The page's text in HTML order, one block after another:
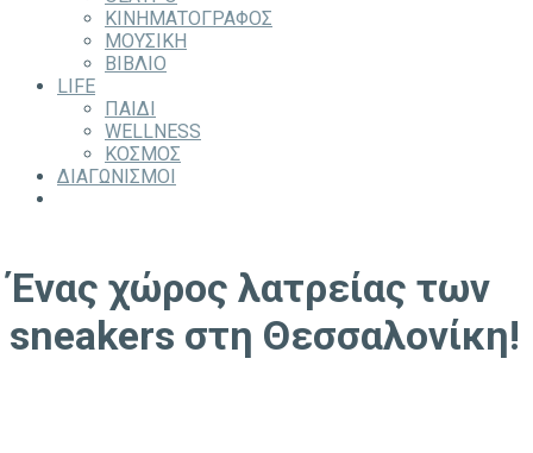
ΚΙΝΗΜΑΤΟΓΡΑΦΟΣ
ΜΟΥΣΙΚΗ
ΒΙΒΛΙΟ
LIFE
ΠΑΙΔΙ
WELLNESS
ΚΟΣΜΟΣ
ΔΙΑΓΩΝΙΣΜΟΙ
Ένας χώρος λατρείας των
sneakers στη Θεσσαλονίκη!